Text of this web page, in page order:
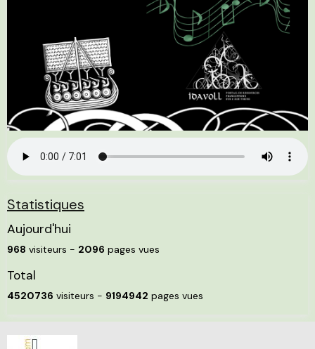
Statistiques
Aujourd'hui
968 visiteurs - 2096 pages vues
Total
4520736 visiteurs - 9194942 pages vues